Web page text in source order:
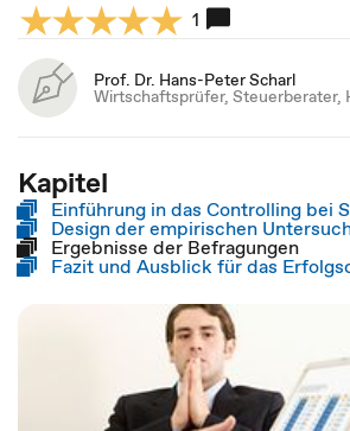
1
Prof. Dr. Hans-Peter Scharl
Wirtschaftsprüfer, Steuerberater,
Kapitel
Einführung in das Controlling bei
Design der empirischen
Ergebnisse der Befragungen
Fazit und Ausblick für das